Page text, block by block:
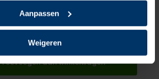
Aanpassen
Weigeren
Toevoegen aan winkelwagen